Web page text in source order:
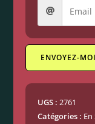
ENVOYEZ-
UGS :2761
Catégories :